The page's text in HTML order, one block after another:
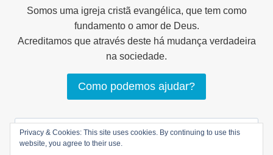
Somos uma igreja cristã evangélica, que tem como
fundamento o amor de Deus.
Acreditamos que através deste há mudança verdadeira
na sociedade.
Como podemos ajudar?
Pesquisar
por:
Privacy & Cookies: This site uses cookies. By continuing to use this
website, you agree to their use.